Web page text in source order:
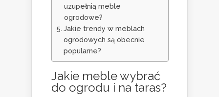
uzupełnią meble
ogrodowe?
Jakie trendy w meblach
ogrodowych są obecnie
popularne?
Jakie meble wybrać
do ogrodu i na taras?